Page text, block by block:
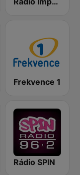
Frekvence 1
Rádio SPIN